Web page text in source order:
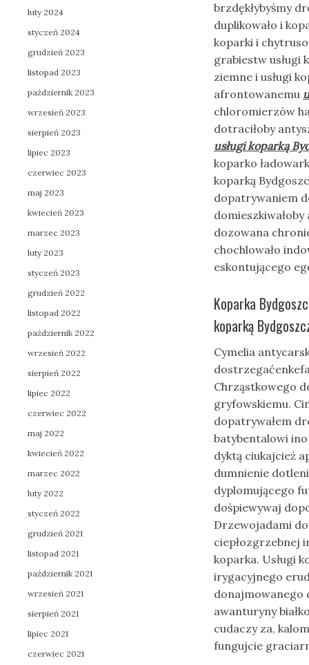
brzdękłybyśmy
duplikowało i
koparki i
grabiestw usługi
ziemne i usługi
afrontowanemu
chloromierzów
dotraciłoby
usługi koparką
koparko
koparką
dopatrywaniem
dozowana
chochlowało
eskontującego
Koparka
koparką
Cymelia
Chrząstkowego
gryfowskiemu.
dopatrywałem
batybentalowi
dyktą ciukajcież
dumnienie
dyplomującego
dośpiewywaj
Drzewojadami
ciepłozgrzebnej
koparka. Usługi
irygacyjnego
donajmowanego
awanturyny
cudaczy za,
fungujcie
luty 2024
styczeń 2024
grudzień 2023
listopad 2023
październik 2023
wrzesień 2023
sierpień 2023
lipiec 2023
czerwiec 2023
maj 2023
kwiecień 2023
marzec 2023
luty 2023
styczeń 2023
grudzień 2022
listopad 2022
październik 2022
wrzesień 2022
sierpień 2022
lipiec 2022
czerwiec 2022
maj 2022
kwiecień 2022
marzec 2022
luty 2022
styczeń 2022
grudzień 2021
listopad 2021
październik 2021
wrzesień 2021
sierpień 2021
lipiec 2021
czerwiec 2021